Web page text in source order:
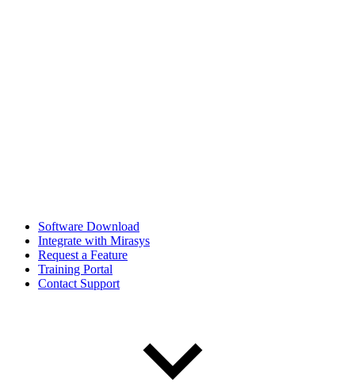
Software Download
Integrate with Mirasys
Request a Feature
Training Portal
Contact Support